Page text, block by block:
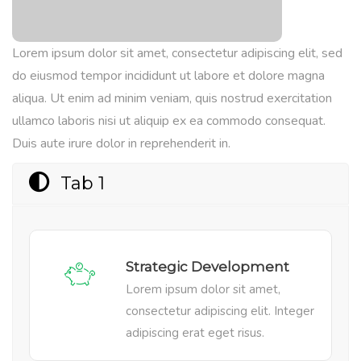
Lorem ipsum dolor sit amet, consectetur adipiscing elit, sed
do eiusmod tempor incididunt ut labore et dolore magna
aliqua. Ut enim ad minim veniam, quis nostrud exercitation
ullamco laboris nisi ut aliquip ex ea commodo consequat.
Duis aute irure dolor in reprehenderit in.
Tab 1
Strategic Development
Lorem ipsum dolor sit amet,
consectetur adipiscing elit. Integer
adipiscing erat eget risus.